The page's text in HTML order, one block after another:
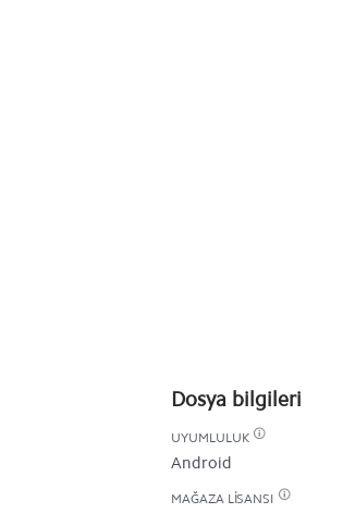
Dosya bilgileri
UYUMLULUK
Android
MAĞAZA LISANSI